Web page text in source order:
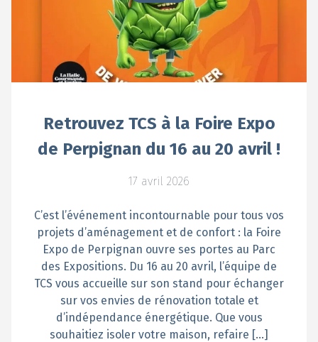
Retrouvez TCS à la Foire Expo
de Perpignan du 16 au 20 avril !
17 avril 2026
C’est l’événement incontournable pour tous vos
projets d’aménagement et de confort : la Foire
Expo de Perpignan ouvre ses portes au Parc
des Expositions. Du 16 au 20 avril, l’équipe de
TCS vous accueille sur son stand pour échanger
sur vos envies de rénovation totale et
d’indépendance énergétique. Que vous
souhaitiez isoler votre maison, refaire […]